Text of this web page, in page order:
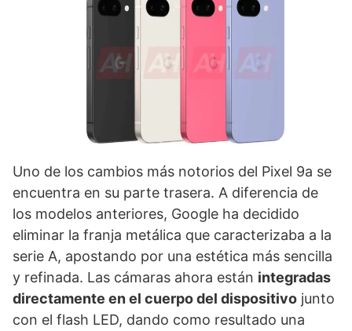
Uno de los cambios más notorios del Pixel 9a se
encuentra en su parte trasera. A diferencia de
los modelos anteriores, Google ha decidido
eliminar la franja metálica que caracterizaba a la
serie A, apostando por una estética más sencilla
y refinada. Las cámaras ahora están integradas
directamente en el cuerpo del dispositivo junto
con el flash LED, dando como resultado una